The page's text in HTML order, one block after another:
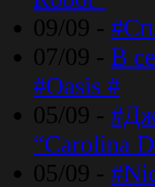
09/09 -
07/09 - В
#Oasis #
05/09 -
“Carolina
05/09 -